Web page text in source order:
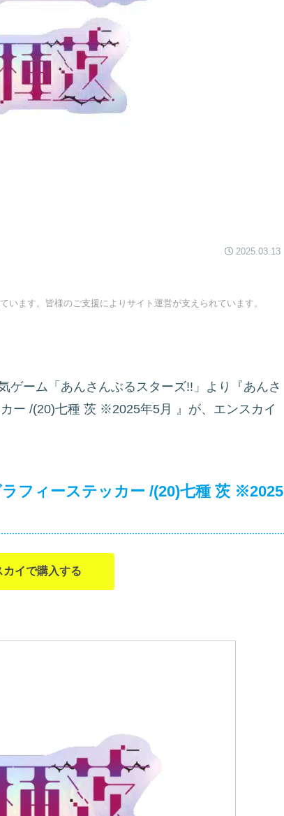
2025.03.13
ます。皆様のご支援によりサイト運営が支えられています。
ゲーム「あんさんぶるスターズ!!」より『あんさ
ー /(20)七種 茨 ※2025年5月 』が、エンスカイ
フィーステッカー /(20)七種 茨 ※2025
カイで購入する